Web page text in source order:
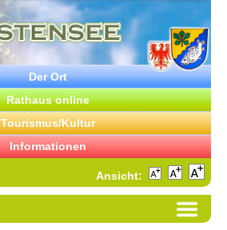
Der Ort
Rathaus online
Tourismus/Kultur
Informationen
Ansicht: